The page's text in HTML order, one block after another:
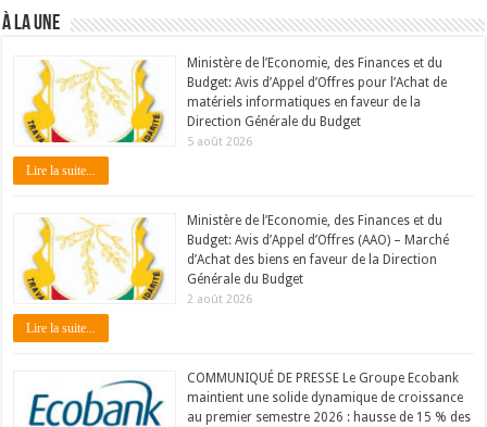
À LA UNE
Ministère de l’Economie, des Finances et du
Budget: Avis d’Appel d’Offres pour l’Achat de
matériels informatiques en faveur de la
Direction Générale du Budget
5 août 2026
Lire la suite...
Ministère de l’Economie, des Finances et du
Budget: Avis d’Appel d’Offres (AAO) – Marché
d’Achat des biens en faveur de la Direction
Générale du Budget
2 août 2026
Lire la suite...
COMMUNIQUÉ DE PRESSE Le Groupe Ecobank
maintient une solide dynamique de croissance
au premier semestre 2026 : hausse de 15 % des